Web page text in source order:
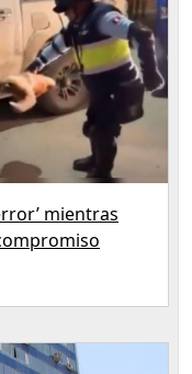
mientras